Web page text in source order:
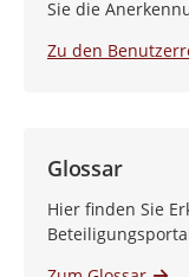
Sie die
Zu den
Glossar
Hier finden Sie